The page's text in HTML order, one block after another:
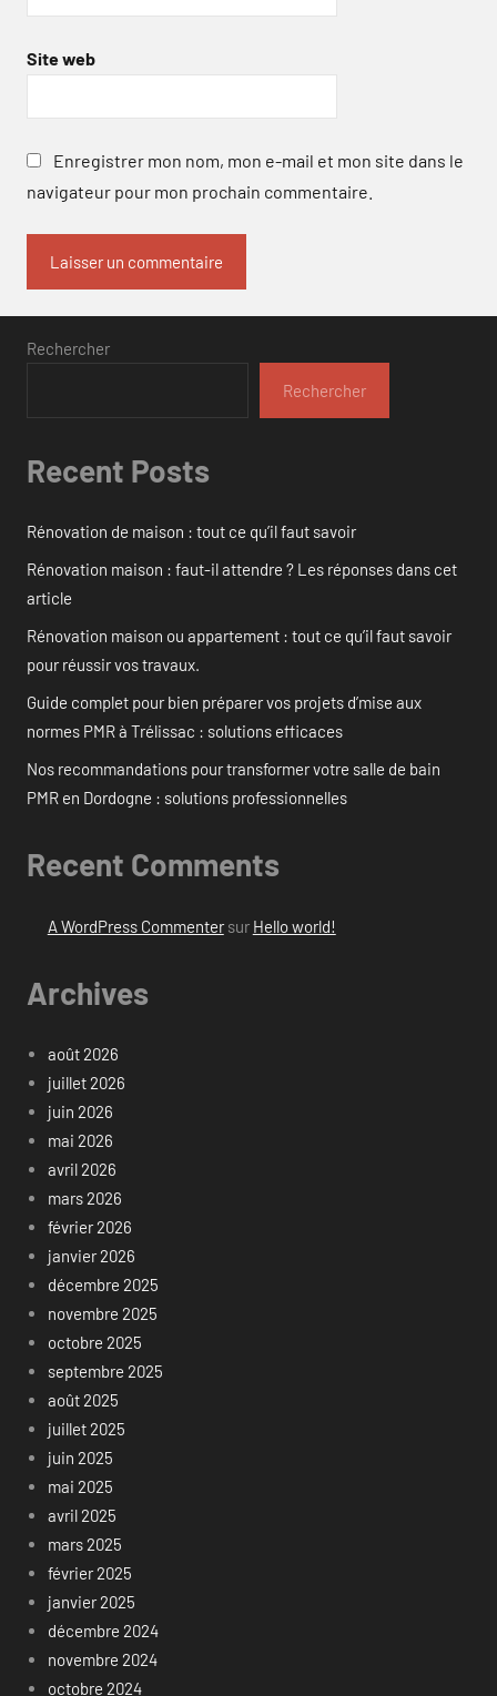
Site web
Enregistrer mon nom, mon e-mail et mon site dans le
navigateur pour mon prochain commentaire.
Rechercher
Rechercher
Recent Posts
Rénovation de maison : tout ce qu’il faut savoir
Rénovation maison : faut-il attendre ? Les réponses dans cet
article
Rénovation maison ou appartement : tout ce qu’il faut savoir
pour réussir vos travaux.
Guide complet pour bien préparer vos projets d’mise aux
normes PMR à Trélissac : solutions efficaces
Nos recommandations pour transformer votre salle de bain
PMR en Dordogne : solutions professionnelles
Recent Comments
A WordPress Commentersur Hello world!
Archives
août 2026
juillet 2026
juin 2026
mai 2026
avril 2026
mars 2026
février 2026
janvier 2026
décembre 2025
novembre 2025
octobre 2025
septembre 2025
août 2025
juillet 2025
juin 2025
mai 2025
avril 2025
mars 2025
février 2025
janvier 2025
décembre 2024
novembre 2024
octobre 2024